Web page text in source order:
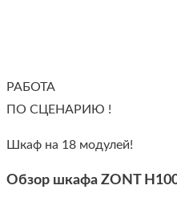
РАБОТА
ПО СЦЕНАРИЮ !
Шкаф на 18 модулей!
Обзор шкафа ZONT